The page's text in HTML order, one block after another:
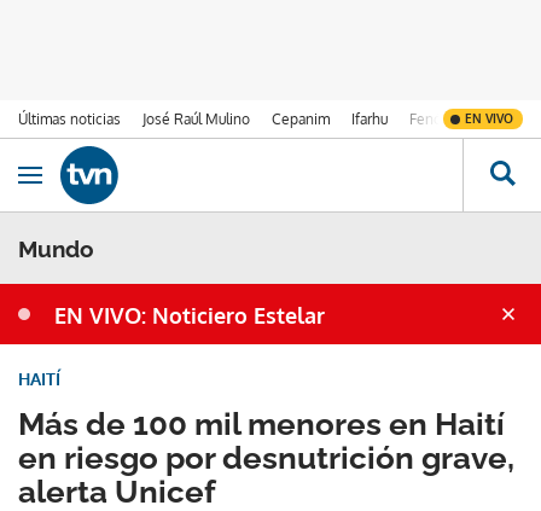
Últimas noticias José Raúl Mulino Cepanim Ifarhu Fenómeno de El
EN VIVO
Ir al contenido
Obrir navegació
Mundo
EN VIVO: Noticiero Estelar
Más de 100 mil menores en Haití
en riesgo por desnutrición grave,
alerta Unicef
HAITÍ